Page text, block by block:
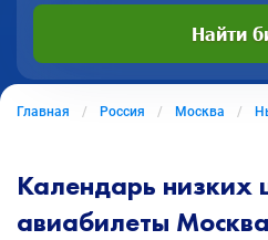
Найти
Главная Россия Москва
Календарь низких
авиабилеты